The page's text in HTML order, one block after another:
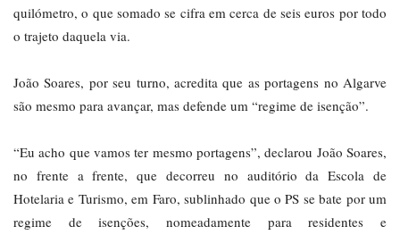
quilómetro, o que somado se cifra em cerca de seis euros por todo
o trajeto daquela via.
João Soares, por seu turno, acredita que as portagens no Algarve
são mesmo para avançar, mas defende um “regime de isenção”.
“Eu acho que vamos ter mesmo portagens”, declarou João Soares,
no frente a frente, que decorreu no auditório da Escola de
Hotelaria e Turismo, em Faro, sublinhado que o PS se bate por um
regime de isenções, nomeadamente para residentes e